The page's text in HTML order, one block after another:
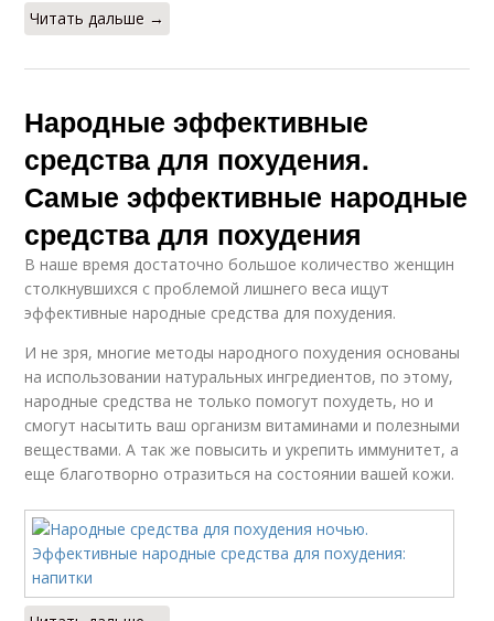
Читать дальше →
Народные эффективные
средства для похудения.
Самые эффективные народные
средства для похудения
В наше время достаточно большое количество женщин
столкнувшихся с проблемой лишнего веса ищут
эффективные народные средства для похудения.
И не зря, многие методы народного похудения основаны
на использовании натуральных ингредиентов, по этому,
народные средства не только помогут похудеть, но и
смогут насытить ваш организм витаминами и полезными
веществами. А так же повысить и укрепить иммунитет, а
еще благотворно отразиться на состоянии вашей кожи.